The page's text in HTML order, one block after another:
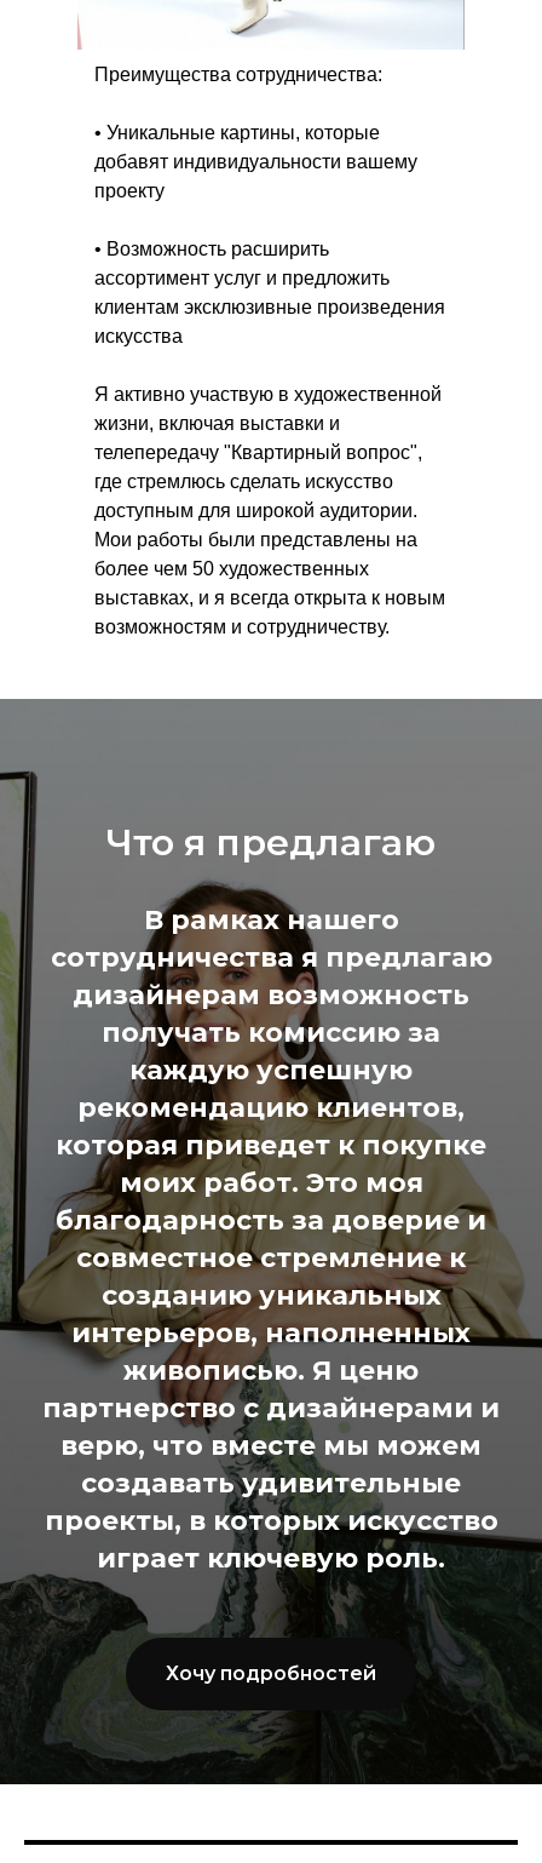
Преимущества сотрудничества:
• Уникальные картины, которые
добавят индивидуальности вашему
проекту
• Возможность расширить
ассортимент услуг и предложить
клиентам эксклюзивные произведения
искусства
Я активно участвую в художественной
жизни, включая выставки и
телепередачу "Квартирный вопрос",
где стремлюсь сделать искусство
доступным для широкой аудитории.
Мои работы были представлены на
более чем 50 художественных
выставках, и я всегда открыта к новым
возможностям и сотрудничеству.
Что я предлагаю
В рамках нашего
сотрудничества я предлагаю
дизайнерам возможность
получать комиссию за
каждую успешную
рекомендацию клиентов,
которая приведет к покупке
моих работ. Это моя
благодарность за доверие и
совместное стремление к
созданию уникальных
интерьеров, наполненных
живописью. Я ценю
партнерство с дизайнерами и
верю, что вместе мы можем
создавать удивительные
проекты, в которых искусство
играет ключевую роль.
Хочу подробностей